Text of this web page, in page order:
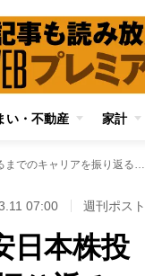
い・不動産 家計
“伝説の投資家”清原達郎氏が「割安日本株投資」に目覚めるまでのキャリアを振り返る 「野村證券時代の北尾吉孝氏との出会い」と「ゴールドマン・サックスの内情」
07:00 週刊ポスト
日本株投